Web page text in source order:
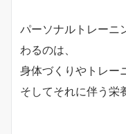
パーソナルトレーニ
わるのは、
身体づくりやトレー
そしてそれに伴う栄